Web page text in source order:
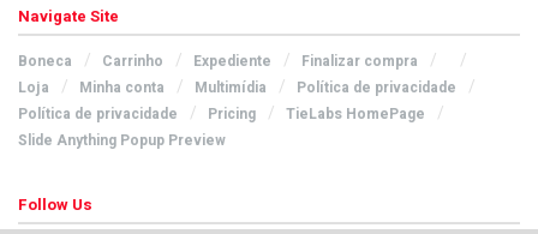
Navigate Site
Boneca Carrinho Expediente
Finalizar compra
Loja
Minha conta Multimídia
Política de privacidade
Política de privacidade
Pricing
TieLabs HomePage
Slide Anything Popup Preview
Follow Us